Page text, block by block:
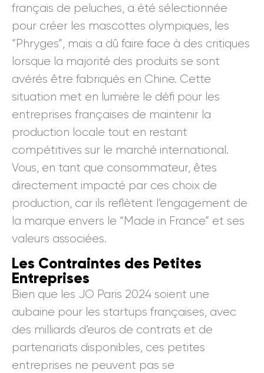
français de peluches, a été sélectionnée
pour créer les mascottes olympiques, les
“Phryges”, mais a dû faire face à des critiques
lorsque la majorité des produits se sont
avérés être fabriqués en Chine. Cette
situation met en lumière le défi pour les
entreprises françaises de maintenir la
production locale tout en restant
compétitives sur le marché international.
Vous, en tant que consommateur, êtes
directement impacté par ces choix de
production, car ils reflètent l’engagement de
la marque envers le “Made in France” et ses
valeurs associées.
Les Contraintes des Petites
Entreprises
Bien que les JO Paris 2024 soient une
aubaine pour les startups françaises, avec
des milliards d’euros de contrats et de
partenariats disponibles, ces petites
entreprises ne peuvent pas se